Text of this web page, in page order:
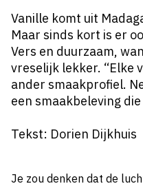
Vanille komt uit
Maar sinds kort is er
Vers en duurzaam,
vreselijk lekker. “Elke
ander smaakprofiel.
een smaakbeleving
Tekst: Dorien Dijkhuis
Je zou denken dat de